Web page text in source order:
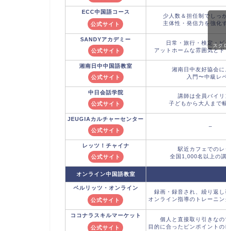
ECC中国語コース
公式サイト
少人数＆担任制でしっ
主体性・発信力を強化
SANDYアカデミー
公式サイト
日常・旅行・検定・
アットホームな雰囲気と
湘南日中中国語教室
公式サイト
湘南日中友好協会に
入門〜中級レ
中日会話学院
公式サイト
講師は全員バイリ
子どもから大人まで
JEUGIAカルチャーセンター
公式サイト
–
レッツ！チャイナ
公式サイト
駅近カフェでのレ
全国1,000名以上の
オンライン中国語教室
ベルリッツ ・オンライン
公式サイト
録画・録音され、繰り返
オンライン指導のトレーニ
ココナラ スキルマーケット
公式サイト
個人と直接取り引きな
目的に合ったピンポイント
スク